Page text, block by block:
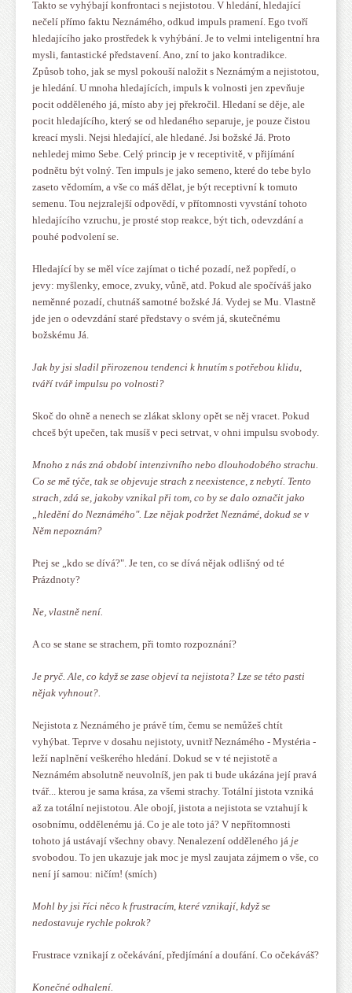
Takto se vyhýbají konfrontaci s nejistotou. V hledání, hledající
nečelí přímo faktu Neznámého, odkud impuls pramení. Ego tvoří
hledajícího jako prostředek k vyhýbání. Je to velmi inteligentní hra
mysli, fantastické představení. Ano, zní to jako kontradikce.
Způsob toho, jak se mysl pokouší naložit s Neznámým a nejistotou,
je hledání. U mnoha hledajících, impuls k volnosti jen zpevňuje
pocit odděleného já, místo aby jej překročil. Hledaní se děje, ale
pocit hledajícího, který se od hledaného separuje, je pouze čistou
kreací mysli. Nejsi hledající, ale hledané. Jsi božské Já. Proto
nehledej mimo Sebe. Celý princip je v receptivitě, v přijímání
podnětu být volný. Ten impuls je jako semeno, které do tebe bylo
zaseto vědomím, a vše co máš dělat, je být receptivní k tomuto
semenu. Tou nejzralejší odpovědí, v přítomnosti vyvstání tohoto
hledajícího vzruchu, je prosté stop reakce, být tich, odevzdání a
pouhé podvolení se.
Hledající by se měl více zajímat o tiché pozadí, než popředí, o
jevy: myšlenky, emoce, zvuky, vůně, atd. Pokud ale spočíváš jako
neměnné pozadí, chutnáš samotné božské Já. Vydej se Mu. Vlastně
jde jen o odevzdání staré představy o svém já, skutečnému
božskému Já.
Jak by jsi sladil přirozenou tendenci k hnutím s potřebou klidu,
tváří tvář impulsu po volnosti?
Skoč do ohně a nenech se zlákat sklony opět se něj vracet. Pokud
chceš být upečen, tak musíš v peci setrvat, v ohni impulsu svobody.
Mnoho z nás zná období intenzivního nebo dlouhodobého strachu.
Co se mě týče, tak se objevuje strach z neexistence, z nebytí. Tento
strach, zdá se, jakoby vznikal při tom, co by se dalo označit jako
„hledění do Neznámého". Lze nějak podržet Neznámé, dokud se v
Něm nepoznám?
Ptej se „kdo se dívá?". Je ten, co se dívá nějak odlišný od té
Prázdnoty?
Ne, vlastně není.
A co se stane se strachem, při tomto rozpoznání?
Je pryč. Ale, co když se zase objeví ta nejistota? Lze se této pasti
nějak vyhnout?.
Nejistota z Neznámého je právě tím, čemu se nemůžeš chtít
vyhýbat. Teprve v dosahu nejistoty, uvnitř Neznámého - Mystéria -
leží naplnění veškerého hledání. Dokud se v té nejistotě a
Neznámém absolutně neuvolníš, jen pak ti bude ukázána její pravá
tvář... kterou je sama krása, za všemi strachy. Totální jistota vzniká
až za totální nejistotou. Ale obojí, jistota a nejistota se vztahují k
osobnímu, oddělenému já. Co je ale toto já? V nepřítomnosti
tohoto já ustávají všechny obavy. Nenalezení odděleného já je
svobodou. To jen ukazuje jak moc je mysl zaujata zájmem o vše, co
není jí samou: ničím! (smích)
Mohl by jsi říci něco k frustracím, které vznikají, když se
nedostavuje rychle pokrok?
Frustrace vznikají z očekávání, předjímání a doufání. Co očekáváš?
Konečné odhalení.